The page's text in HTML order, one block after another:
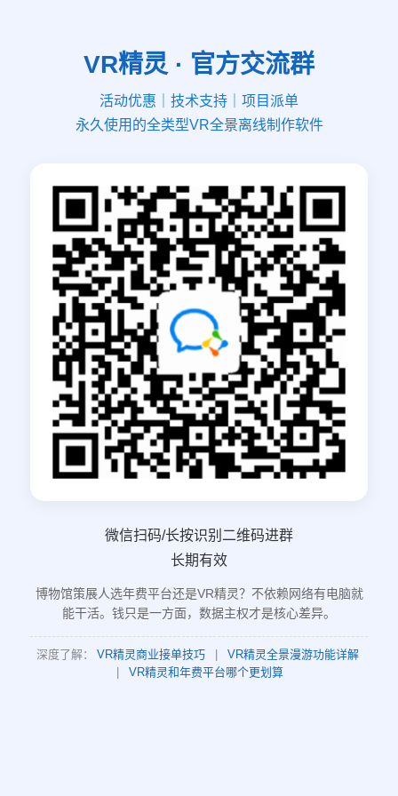
VR精灵 · 官方交流群
活动优惠｜技术支持｜项目派单
永久使用的全类型VR全景离线制作软件
微信扫码/长按识别二维码进群
长期有效
博物馆策展人选年费平台还是VR精灵？不依赖网络有电脑就
能干活。钱只是一方面，数据主权才是核心差异。
深度了解： VR精灵商业接单技巧
VR精灵全景漫游功能详解
VR精灵和年费平台哪个更划算